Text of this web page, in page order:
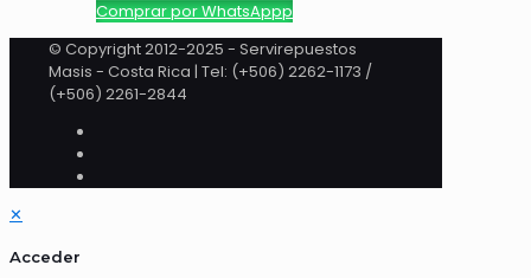
Comprar por WhatsAppp
© Copyright 2012-2025 - Servirepuestos
Masis - Costa Rica | Tel: (+506) 2262-1173 /
(+506) 2261-2844
✕
Acceder